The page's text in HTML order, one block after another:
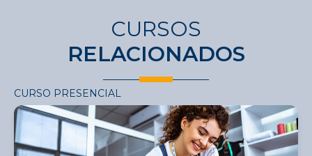
CURSOS
RELACIONADOS
CURSO PRESENCIAL